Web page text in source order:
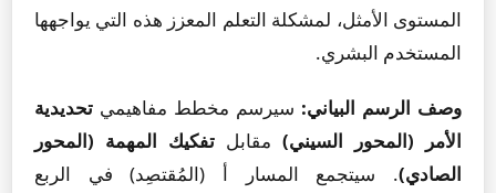
المستوى الأمثل، لمشكلة التعلم المعزز هذه التي يواجهها
المستخدم البشري.
وصف الرسم البياني: سيرسم مخطط مفاهيمي تحديدية
الأمر (المحور السيني) مقابل تفكيك المهمة (المحور
الصادي). سيتجمع المسار أ (المُقتصِد) في الربع